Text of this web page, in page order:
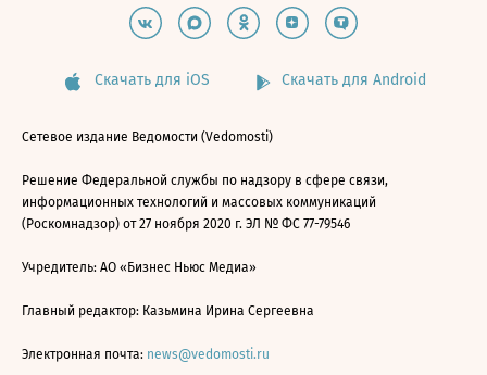
Скачать для iOS Скачать для Android
Сетевое издание Ведомости (Vedomosti)
Решение Федеральной службы по надзору в сфере связи,
информационных технологий и массовых коммуникаций
(Роскомнадзор) от 27 ноября 2020 г. ЭЛ № ФС 77-79546
Учредитель: АО «Бизнес Ньюс Медиа»
Главный редактор: Казьмина Ирина Сергеевна
Электронная почта: news@vedomosti.ru